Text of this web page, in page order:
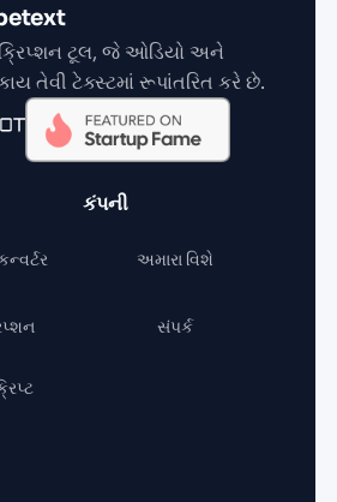
ટૂલ, જે ઓડિયો અને
તેવી ટેક્સ્ટમાં રૂપાંતરિત કરે છે.
કંપની
અમારા વિશે
સંપર્ક